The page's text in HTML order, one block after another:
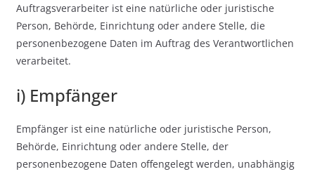
Auftragsverarbeiter ist eine natürliche oder juristische
Person, Behörde, Einrichtung oder andere Stelle, die
personenbezogene Daten im Auftrag des Verantwortlichen
verarbeitet.
i) Empfänger
Empfänger ist eine natürliche oder juristische Person,
Behörde, Einrichtung oder andere Stelle, der
personenbezogene Daten offengelegt werden, unabhängig